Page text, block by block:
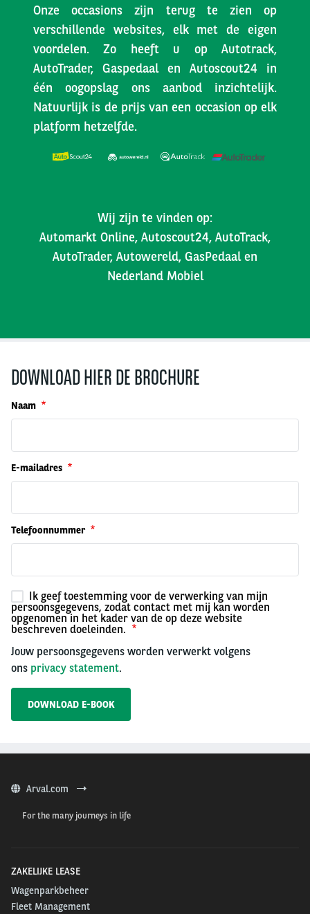
Onze occasions zijn terug te zien op
verschillende websites, elk met de eigen
voordelen. Zo heeft u op Autotrack,
AutoTrader, Gaspedaal en Autoscout24 in
één oogopslag ons aanbod inzichtelijk.
Natuurlijk is de prijs van een occasion op elk
platform hetzelfde.
Wij zijn te vinden op:
Automarkt Online, Autoscout24, AutoTrack,
AutoTrader, Autowereld, GasPedaal en
Nederland Mobiel
DOWNLOAD HIER DE BROCHURE
Naam
E-mailadres
Telefoonnummer
Ik geef toestemming voor de verwerking van mijn
persoonsgegevens, zodat contact met mij kan worden
opgenomen in het kader van de op deze website
beschreven doeleinden.
Jouw persoonsgegevens worden verwerkt volgens
ons privacy statement.
Arval.com
For the many journeys in life
ZAKELIJKE LEASE
Wagenparkbeheer
Fleet Management